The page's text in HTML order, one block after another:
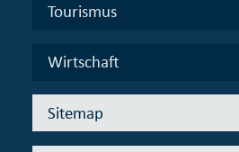
Tourismus
Wirtschaft
Sitemap